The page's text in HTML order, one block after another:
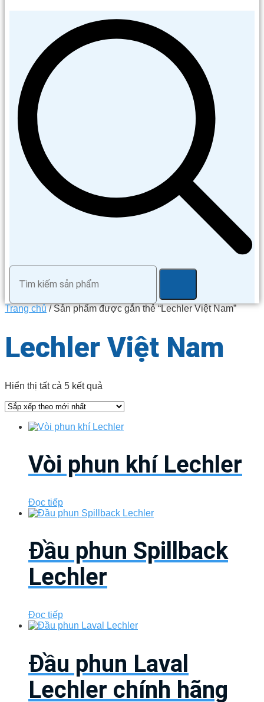
Trang chủ/ Sản phẩm được gắn thẻ “Lechler Việt Nam”
Lechler Việt Nam
Hiển thị tất cả 5 kết quả
xếp
mới
Vòi phun khí Lechler
Đọc tiếp
Đầu phun Spillback
Lechler
Đọc tiếp
Đầu phun Laval
Lechler chính hãng